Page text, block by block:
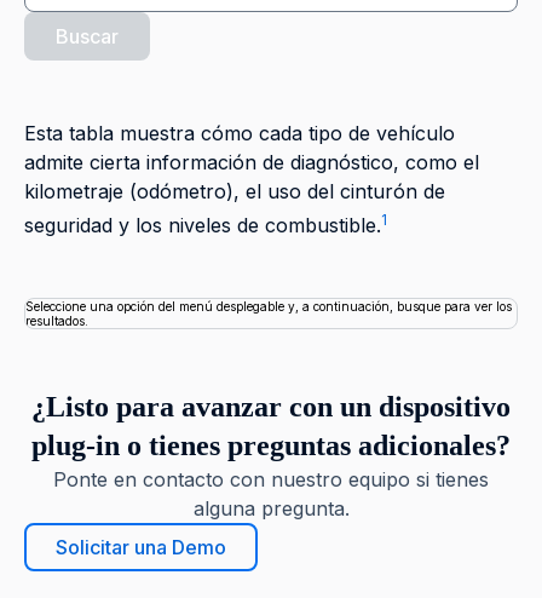
Buscar
Esta tabla muestra cómo cada tipo de vehículo
admite cierta información de diagnóstico, como el
kilometraje (odómetro), el uso del cinturón de
seguridad y los niveles de combustible.1
Seleccione una opción del menú desplegable y, a continuación, busque para ver los
Seleccione una opción del menú desplegable y, a continuación, busque para ver los
resultados.
¿Listo para avanzar con un dispositivo
plug-in o tienes preguntas adicionales?
Ponte en contacto con nuestro equipo si tienes
alguna pregunta.
Solicitar una Demo